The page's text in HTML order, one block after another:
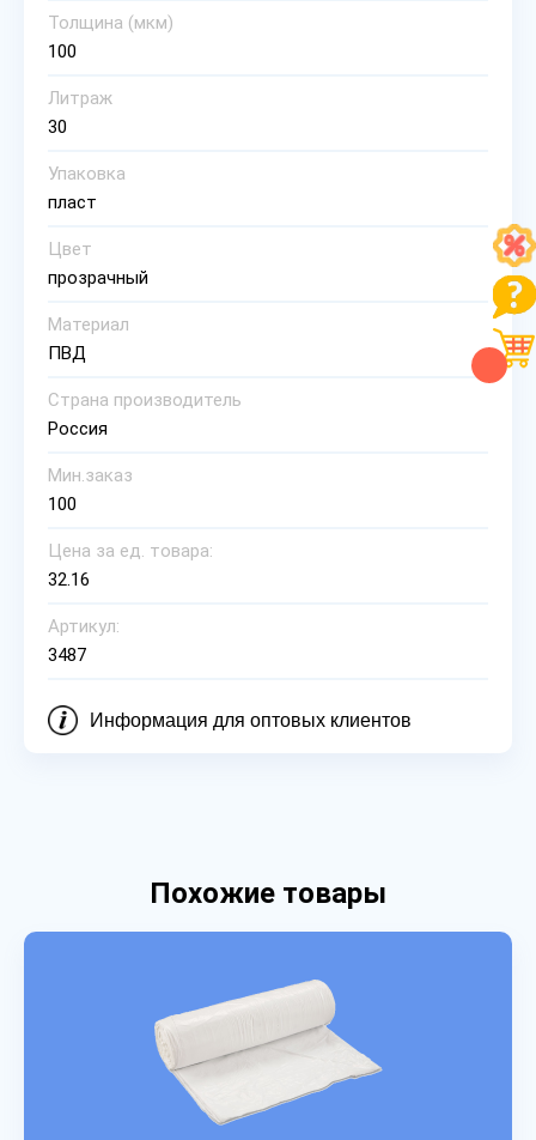
Толщина (мкм)
100
Литраж
30
Упаковка
пласт
Цвет
прозрачный
Материал
ПВД
Страна производитель
Россия
Мин.заказ
100
Цена за ед. товара:
32.16
Артикул:
3487
Информация для оптовых клиентов
Похожие товары